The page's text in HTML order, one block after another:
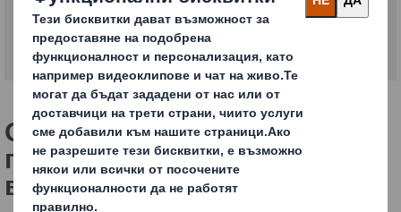
Опаковки, които изграждат
по-силна комуникация с
вашите клиенти